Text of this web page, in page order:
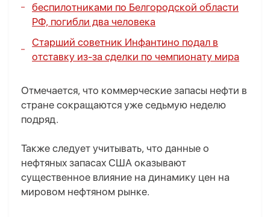
беспилотниками по Белгородской области
РФ, погибли два человека
Старший советник Инфантино подал в
отставку из-за сделки по чемпионату мира
Отмечается, что коммерческие запасы нефти в
стране сокращаются уже седьмую неделю
подряд.
Также следует учитывать, что данные о
нефтяных запасах США оказывают
существенное влияние на динамику цен на
мировом нефтяном рынке.